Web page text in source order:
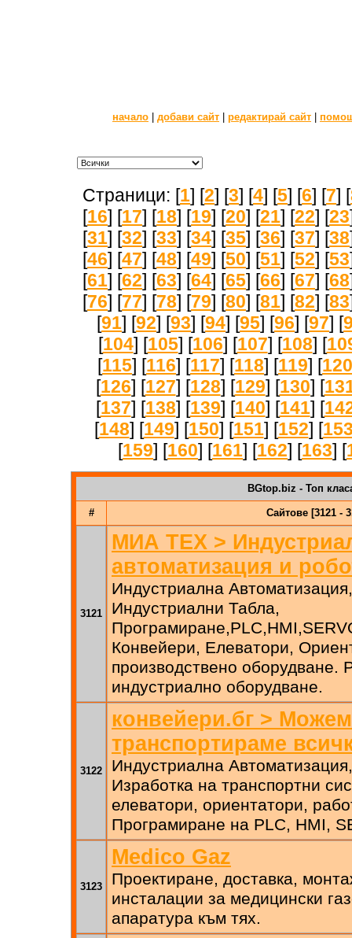
начало добави сайт редактирай сайт
Страници: [1] [2] [3] [4] [5] [6] [7] [
[16] [17] [18] [19] [20] [21] [22] [23
[31] [32] [33] [34] [35] [36] [37] [38
[46] [47] [48] [49] [50] [51] [52] [53
[61] [62] [63] [64] [65] [66] [67] [68
[76] [77] [78] [79] [80] [81] [82] [83
[91] [92] [93] [94] [95] [96] [97] [
[104] [105] [106] [107] [108] [
[115] [116] [117] [118] [119] [120
[126] [127] [128] [129] [130] [
[137] [138] [139] [140] [141] [
[148] [149] [150] [151] [152] [
[159] [160] [161] [162] [163] [
BGtop.biz - Топ
# Сайтове [3121 -
3121
МИА ТЕХ >
автоматизация и
Индустриална
Индустриални Табла,
Конвейери, Елеватори,
производствено оборудване.
индустриално оборудване.
3122
конвейери.бг >
транспортираме
Индустриална
Изработка на транспортни
елеватори, ориентатори,
Програмиране на PLC, HMI,
3123
Medico Gaz
Проектиране, доставка,
инсталации за медицински
апаратура към тях.